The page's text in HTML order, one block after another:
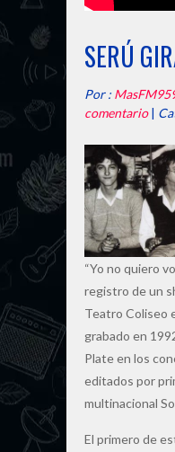
SERÚ
Por :
comentario|
“Yo no quiero
registro de un
Teatro Coliseo
grabado en
Plate en los
editados por
multinacional
El primero de